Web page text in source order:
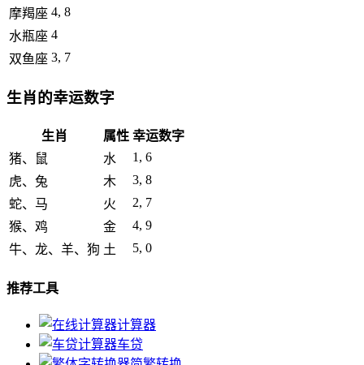
摩羯座 4, 8
水瓶座 4
双鱼座 3, 7
生肖的幸运数字
生肖 属性 幸运数字
猪、鼠
水
1, 6
虎、兔
木
3, 8
蛇、马
火
2, 7
猴、鸡
金
4, 9
牛、龙、羊、狗 土 5, 0
推荐工具
计算器
车贷